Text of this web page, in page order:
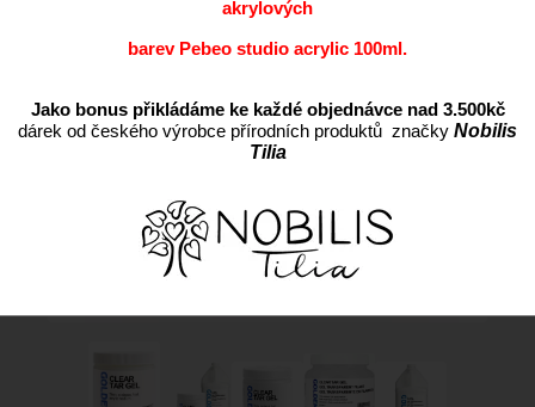
akrylových
barev Pebeo studio acrylic 100ml.
Jako bonus přikládáme ke každé objednávce nad 3.500kč
dárek od českého výrobce přírodních produktů značky Nobilis
Tilia